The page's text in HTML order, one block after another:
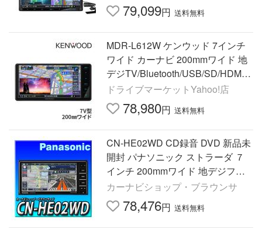
79,099円 送料無料
MDR-L612W ケンウッド 7インチ
ワイド カーナビ 200mmワイド 地
デジTV/Bluetooth/USB/SD/HDMI
入力 ハイレゾ 彩速ナビ フルセグ
(「CD、DVD、HDMI出力」は不
可)
ドライブマーケットYahoo!店
78,980円 送料無料
CN-HE02WD CD録音 DVD 新品未
開封 パナソニック ストラーダ ７
インチ 200mmワイド 地デジフル
セグ Bluetooth カーナビ
カーナビショップ・ブラウンサ
78,476円 送料無料